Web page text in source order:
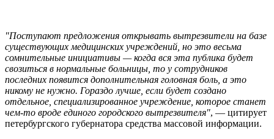
"Поступают предложения открывать вытрезвители на базе
существующих медицинских учреждений, но это весьма
сомнительные инициативы — когда вся эта публика будет
свозиться в нормальные больницы, то у сотрудников
последних появится дополнительная головная боль, а это
никому не нужно. Гораздо лучше, если будет создано
отдельное, специализированное учреждение, которое станет
чем-то вроде единого городского вытрезвителя", — цитирует
петербургского губернатора средства массовой информации.